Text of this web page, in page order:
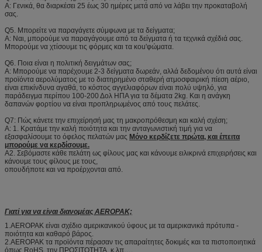
Α: Γενικά, θα διαρκέσει 25 έως 30 ημέρες μετά από να λάβει την προκαταβολή
σας.
Q5. Μπορείτε να παραγάγετε σύμφωνα με τα δείγματα;
Α: Ναι, μπορούμε να παραγάγουμε από τα δείγματα ή τα τεχνικά σχέδιά σας.
Μπορούμε να χτίσουμε τις φόρμες και τα κοu'φώματα.
Q6. Ποια είναι η πολιτική δειγμάτων σας;
Α: Μπορούμε να παρέχουμε 2-3 δείγματα δωρεάν, αλλά δεδομένου ότι αυτά είναι
προϊόντα αερολύματος με το διατηρημένο σταθερή ατμοσφαιρική πίεση αέριο,
είναι επικίνδυνα αγαθά, το κόστος αγγελιαφόρων είναι πολύ υψηλό, για
παράδειγμα περίπου 100-200 Δολ ΗΠΑ για τα δέματα 2kg. Και η ανάγκη
δαπανών φορτίου να είναι προπληρωμένος από τους πελάτες.
Q7: Πώς κάνετε την επιχείρησή μας τη μακροπρόθεσμη και καλή σχέση;
Α: 1. Κρατάμε την καλή ποιότητα και την ανταγωνιστική τιμή για να
εξασφαλίσουμε το όφελος πελατών μας Μόνο κερδίζετε πρώτα, και έπειτα
μπορούμε να κερδίσουμε.
A2. Σεβόμαστε κάθε πελάτη ως φίλους μας και κάνουμε ειλικρινά επιχειρήσεις και
κάνουμε τους φίλους με τους,
οπουδήποτε και να προέρχονται από.
Γιατί για να είναι διανομέας AEROPAK;
1.AEROPAK είναι σχέδιο αμερικανικού ύφους με τα αμερικανικά πρότυπα -
ποιότητα και καθαρό βάρος.
2.AEROPAK τα προϊόντα πέρασαν τις απαραίτητες δοκιμές και τα πιστοποιητικά
όπως RoHS, την ΠΡΟΣΙΤΟΤΗΤΑ, κ.λπ….